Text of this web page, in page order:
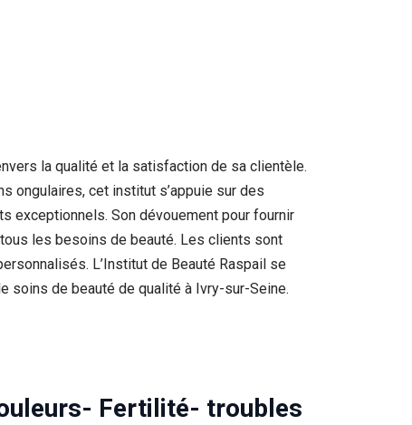
la qualité et la satisfaction de sa clientèle.
ongulaires, cet institut s’appuie sur des
exceptionnels. Son dévouement pour fournir
les besoins de beauté. Les clients sont
L’Institut de Beauté Raspail se
soins de beauté de qualité à Ivry-sur-Seine.
Fertilité- troubles